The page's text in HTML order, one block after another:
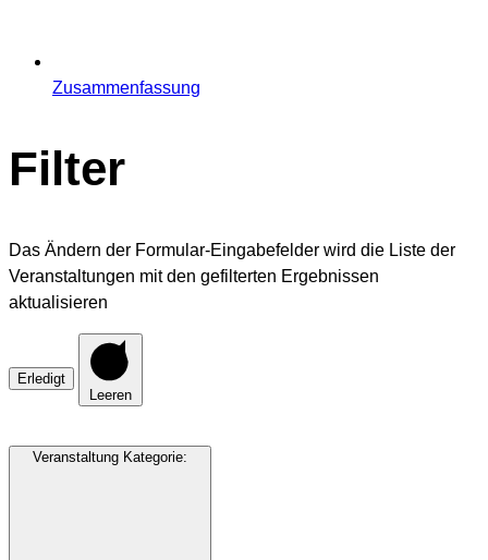
Zusammenfassung
Filter
Das Ändern der Formular-Eingabefelder wird die Liste der
Veranstaltungen mit den gefilterten Ergebnissen
aktualisieren
Erledigt
Leeren
Veranstaltung Kategorie: